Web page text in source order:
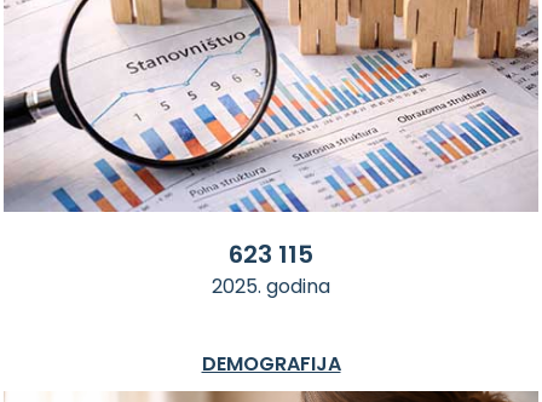
623 115
2025. godina
DEMOGRAFIJA